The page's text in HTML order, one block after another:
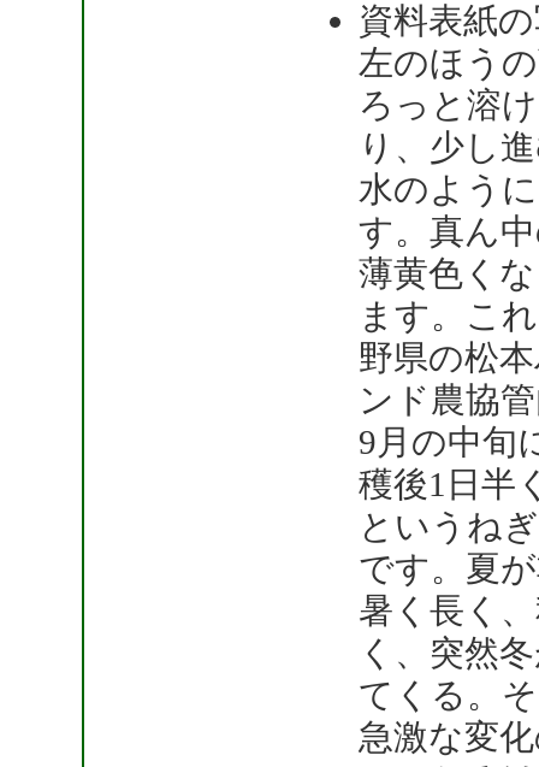
資料表紙
左のほう
ろっと溶
り、少し
水のよう
す。真ん
薄黄色く
ます。こ
野県の松
ンド農協
9月の中旬
穫後1日半
というね
です。夏
暑く長く
く、突然
てくる。
急激な変